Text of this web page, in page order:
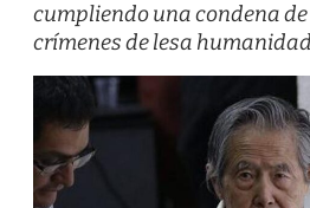
cumpliendo una condena de
crímenes de lesa